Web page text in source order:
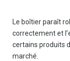
Le boîtier paraît
correctement et
certains produits
marché.